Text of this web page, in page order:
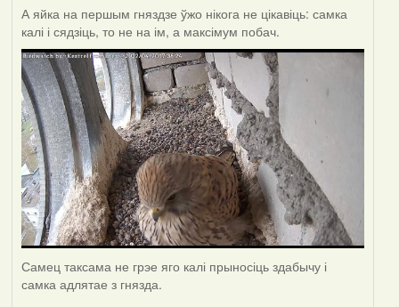
А яйка на першым гняздзе ўжо нікога не цікавіць: самка
калі і сядзіць, то не на ім, а максімум побач.
Самец таксама не грэе яго калі прыносіць здабычу і
самка адлятае з гнязда.